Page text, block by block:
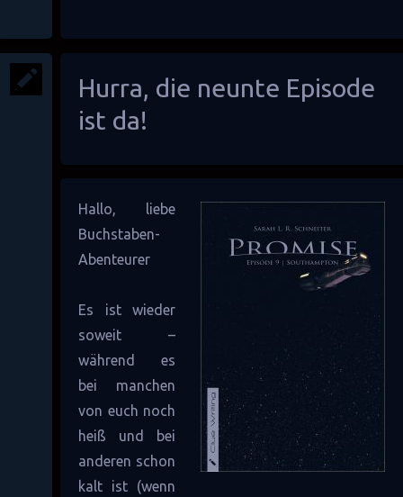
Hurra, die neunte Episode
ist da!
Hallo, liebe
Buchstaben-
Abenteurer
Es ist wieder
soweit –
während es
bei manchen
von euch noch
heiß und bei
anderen schon
kalt ist (wenn